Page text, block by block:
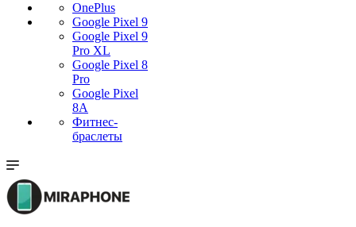
OnePlus
Google Pixel 9
Google Pixel 9
Pro XL
Google Pixel 8
Pro
Google Pixel
8A
Фитнес-
браслеты